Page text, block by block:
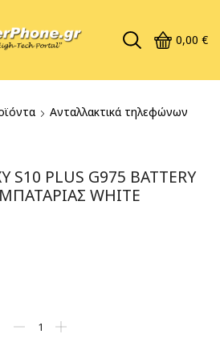
0,00 €
Ανταλλακτικά τηλεφώνων
S10 PLUS G975 BATTERY
WHITE